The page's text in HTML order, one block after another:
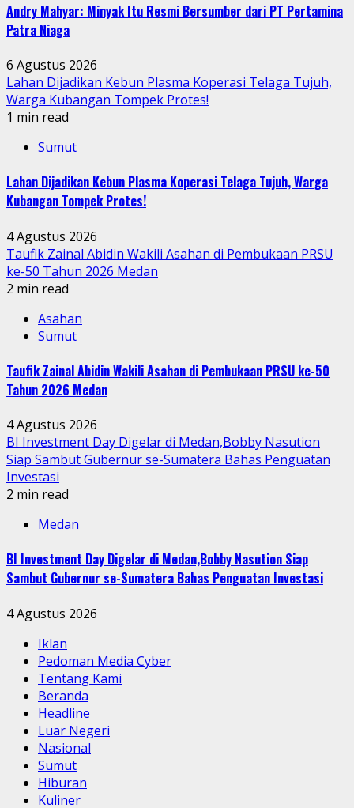
Andry Mahyar: Minyak Itu Resmi Bersumber dari PT Pertamina
Patra Niaga
6 Agustus 2026
Lahan Dijadikan Kebun Plasma Koperasi Telaga Tujuh,
Warga Kubangan Tompek Protes!
1 min read
Sumut
Lahan Dijadikan Kebun Plasma Koperasi Telaga Tujuh, Warga
Kubangan Tompek Protes!
4 Agustus 2026
Taufik Zainal Abidin Wakili Asahan di Pembukaan PRSU
ke-50 Tahun 2026 Medan
2 min read
Asahan
Sumut
Taufik Zainal Abidin Wakili Asahan di Pembukaan PRSU ke-50
Tahun 2026 Medan
4 Agustus 2026
BI Investment Day Digelar di Medan,Bobby Nasution
Siap Sambut Gubernur se-Sumatera Bahas Penguatan
Investasi
2 min read
Medan
BI Investment Day Digelar di Medan,Bobby Nasution Siap
Sambut Gubernur se-Sumatera Bahas Penguatan Investasi
4 Agustus 2026
Iklan
Pedoman Media Cyber
Tentang Kami
Beranda
Headline
Luar Negeri
Nasional
Sumut
Hiburan
Kuliner